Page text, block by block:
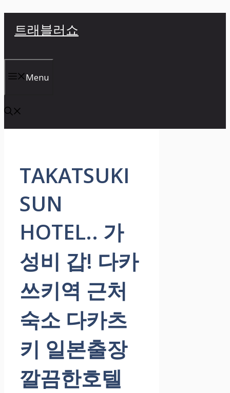
너
뛰
기
트래블러쇼
Menu
TAKATSUKI
SUN
HOTEL.. 가
성비 갑! 다카
쓰키역 근처
숙소 다카츠
키 일본출장
깔끔한호텔